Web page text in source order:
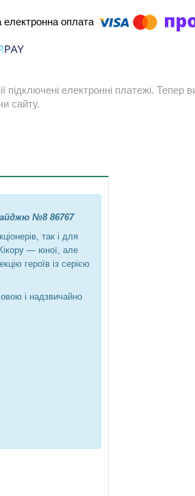
підключені електронні платежі.
сайту.
№8 86767
так і для
— юної, але
героїв із серією
і надзвичайно